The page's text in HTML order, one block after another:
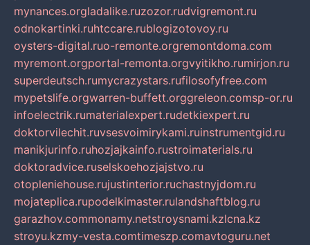
mynances.orgladalike.ruzozor.rudvigremont.ru
odnokartinki.ruhtccare.rublogizotovoy.ru
oysters-digital.ruo-remonte.orgremontdoma.com
myremont.orgportal-remonta.orgvyitikho.rumirjon.ru
superdeutsch.rumycrazystars.rufilosofyfree.com
mypetslife.orgwarren-buffett.orggreleon.comsp-or.ru
infoelectrik.rumaterialexpert.rudetkiexpert.ru
doktorvilechit.ruvsesvoimirykami.ruinstrumentgid.ru
manikjurinfo.ruhozjajkainfo.rustroimaterials.ru
doktoradvice.ruselskoehozjajstvo.ru
otopleniehouse.rujustinterior.ruchastnyjdom.ru
mojateplica.rupodelkimaster.rulandshaftblog.ru
garazhov.commonamy.netstroysnami.kzlcna.kz
stroyu.kzmy-vesta.comtimeszp.comavtoguru.net